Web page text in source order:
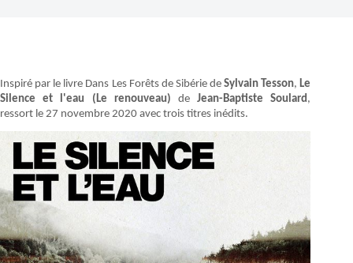
Inspiré par le livre Dans Les Forêts de Sibérie deSylvain Tesson,Le
Silence et l'eau (Le renouveau) deJean-Baptiste Soulard,
ressort le 27 novembre 2020 avec trois titres inédits.